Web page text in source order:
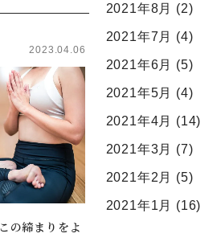
2023.04.06
の締まりをよ
2021年8月 (2)
2021年7月 (4)
2021年6月 (5)
2021年5月 (4)
2021年4月 (14)
2021年3月 (7)
2021年2月 (5)
2021年1月 (16)